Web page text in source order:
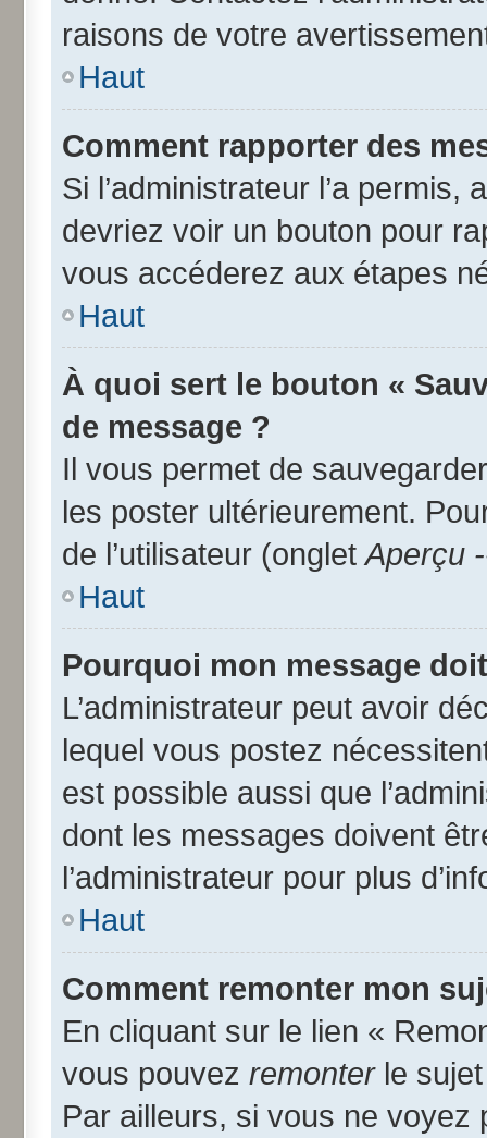
raisons de votre
Haut
Comment rapporter des
Si l’administrateur l’a
devriez voir un bouton pour
vous accéderez aux étapes
Haut
À quoi sert le bouton «
de message ?
Il vous permet de
les poster ultérieurement.
de l’utilisateur (onglet Aperçu
Haut
Pourquoi mon message
L’administrateur peut avoir
lequel vous postez
est possible aussi que
dont les messages doivent
l’administrateur pour plus
Haut
Comment remonter mon
En cliquant sur le lien «
vous pouvez remonterle sujet
Par ailleurs, si vous ne voyez